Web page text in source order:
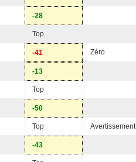
-28
Top
-41 Zéro
-13
Top
-50
Top Avertissement
-43